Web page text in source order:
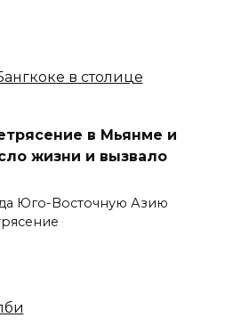
в Мьянме и
жизни и вызвало
Юго-Восточную Азию